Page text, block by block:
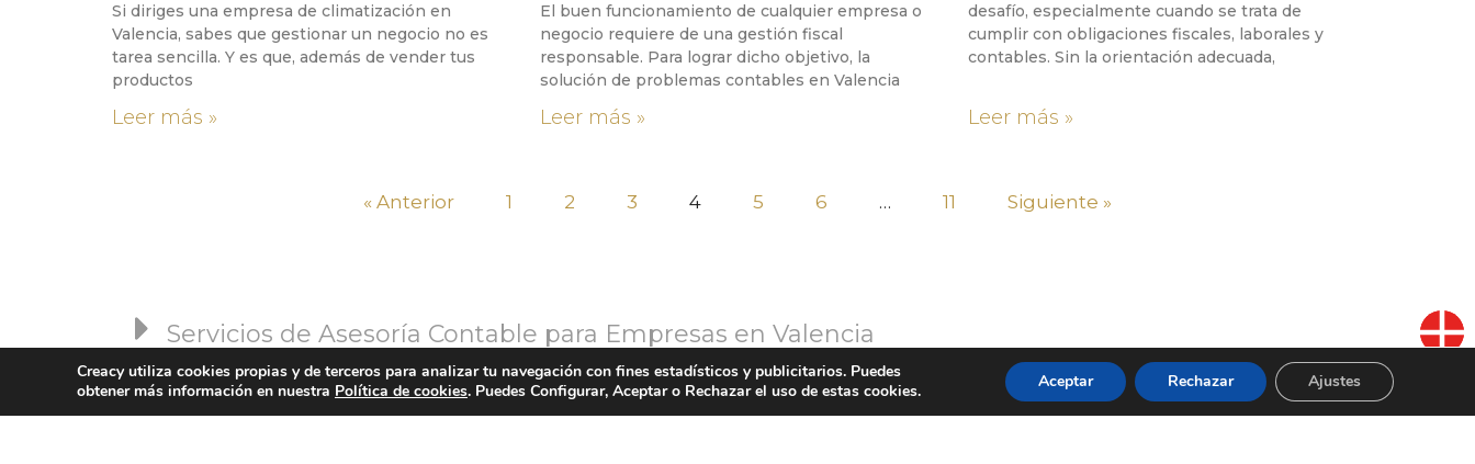
ACERCA DE SERVICIOS EMPLEO BLOG CONTACTO
Si diriges una empresa de climatización en
Valencia, sabes que gestionar un negocio no es
tarea sencilla. Y es que, además de vender tus
productos
Leer más »
El buen funcionamiento de cualquier empresa o
negocio requiere de una gestión fiscal
responsable. Para lograr dicho objetivo, la
solución de problemas contables en Valencia
Leer más »
desafío, especialmente cuando se trata de
cumplir con obligaciones fiscales, laborales y
contables. Sin la orientación adecuada,
Leer más »
« Anterior 1 2 3 4 5 6 … 11 Siguiente »
Servicios de Asesoría Contable para Empresas en Valencia
Consultoría Contable para Empresas en Valencia
Creacy utiliza cookies propias y de terceros para analizar tu navegación con fines estadísticos y publicitarios. Puedes
obtener más información en nuestra Política de cookies. Puedes Configurar, Aceptar o Rechazar el uso de estas cookies. Aceptar Rechazar Ajustes